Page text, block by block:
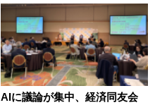
AIに議論が集中、経済同友会